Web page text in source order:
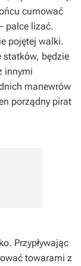
cumować
palce lizać.
pojętej walki.
statków, będzie
innymi
manewrów
porządny pirat
Przypływając
towarami z